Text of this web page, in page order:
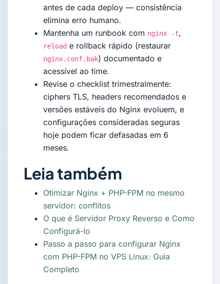
antes de cada deploy — consistência
elimina erro humano.
Mantenha um runbook com nginx -t,
reload e rollback rápido (restaurar
nginx.conf.bak) documentado e
acessível ao time.
Revise o checklist trimestralmente:
ciphers TLS, headers recomendados e
versões estáveis do Nginx evoluem, e
configurações consideradas seguras
hoje podem ficar defasadas em 6
meses.
Leia também
Otimizar Nginx + PHP-FPM no mesmo
servidor: conflitos
O que é Servidor Proxy Reverso e Como
Configurá-lo
Passo a passo para configurar Nginx
com PHP-FPM no VPS Linux: Guia
Completo